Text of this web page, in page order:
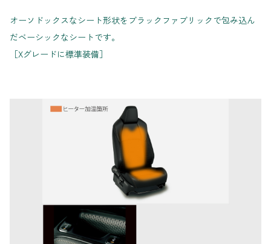
オーソドックスなシート形状をブラックファブリックで包み込ん
だベーシックなシートです。
［Xグレードに標準装備］